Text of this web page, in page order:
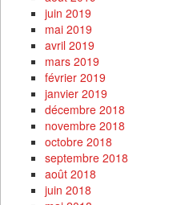
juin 2019
mai 2019
avril 2019
mars 2019
février 2019
janvier 2019
décembre 2018
novembre 2018
octobre 2018
septembre 2018
août 2018
juin 2018